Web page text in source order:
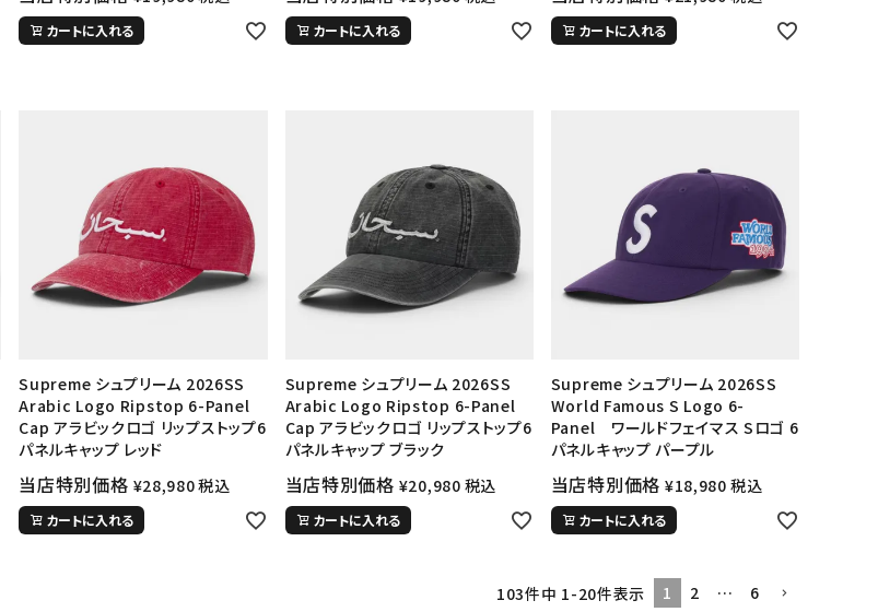
パーカー・クルーネック
ショルダー・ウエストバッグ
絞り込んで検索する
カートに入れる カートに入れる カートに入れる
Supreme シュプリーム 2026SS
Arabic Logo Ripstop 6-Panel
Cap アラビックロゴ リップストップ6
パネルキャップ レッド
当店特別価格 ¥28,980税込
カートに入れる
Supreme シュプリーム 2026SS
Arabic Logo Ripstop 6-Panel
Cap アラビックロゴ リップストップ6
パネルキャップ ブラック
当店特別価格 ¥20,980 税込
カートに入れる
Supreme シュプリーム 2026SS
World Famous S Logo 6-
Panel ワールドフェイマス Sロゴ 6
パネルキャップ パープル
当店特別価格 ¥18,980 税込
カートに入れる
103件中 1-20件表示 1 2 … 6